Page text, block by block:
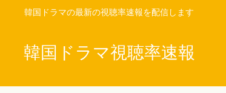
韓国ドラマの最新の視聴率速報を配信します
韓国ドラマ視聴率速報